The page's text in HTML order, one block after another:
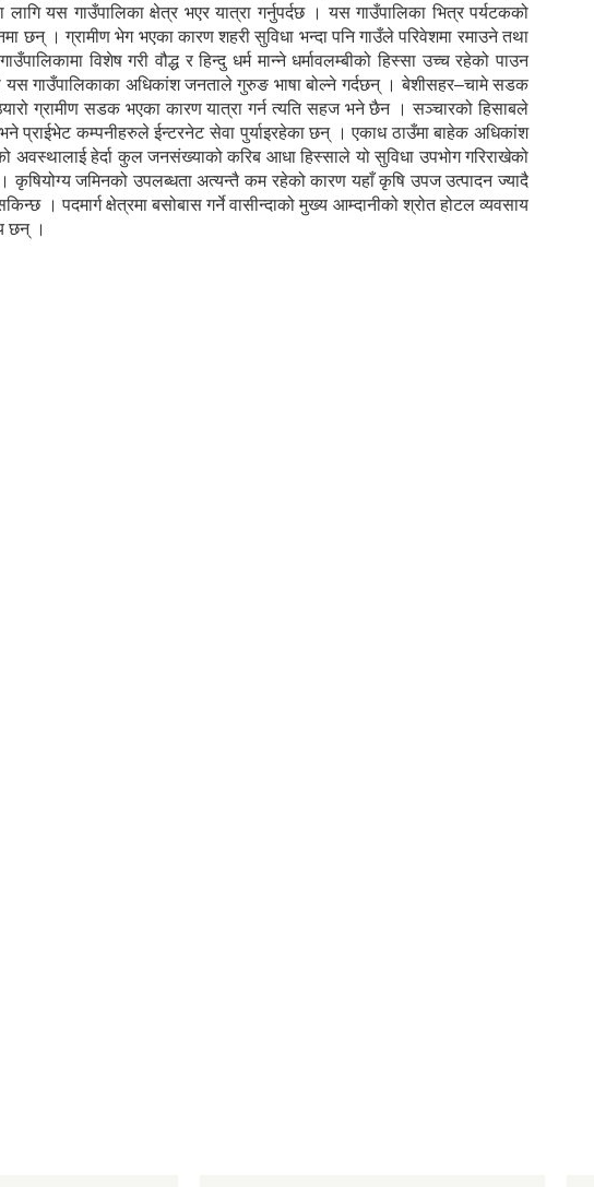
यस गाउँपालिका क्षेत्र भएर यात्रा गर्नुपर्दछ । यस गाउँपालिका भित्र पर्यटकको
छन् । ग्रामीण भेग भएका कारण शहरी सुविधा भन्दा पनि गाउँले परिवेशमा रमाउने तथा
विशेष गरी वौद्ध र हिन्दु धर्म मान्ने धर्मावलम्बीको हिस्सा उच्च रहेको पाउन
गाउँपालिकाका अधिकांश जनताले गुरुङ भाषा बोल्ने गर्दछन् । बेशीसहर–चामे सडक
ग्रामीण सडक भएका कारण यात्रा गर्न त्यति सहज भने छैन । सञ्चारको हिसाबले
प्राईभेट कम्पनीहरुले ईन्टरनेट सेवा पुर्याइरहेका छन् । एकाध ठाउँमा बाहेक अधिकांश
अवस्थालाई हेर्दा कुल जनसंख्याको करिब आधा हिस्साले यो सुविधा उपभोग गरिराखेको
जमिनको उपलब्धता अत्यन्तै कम रहेको कारण यहाँ कृषि उपज उत्पादन ज्यादै
। पदमार्ग क्षेत्रमा बसोबास गर्ने वासीन्दाको मुख्य आम्दानीको श्रोत होटल व्यवसाय
छन् ।